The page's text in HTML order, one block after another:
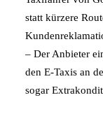
statt kürzere
– Der Anbieter
den E-Taxis an
sogar